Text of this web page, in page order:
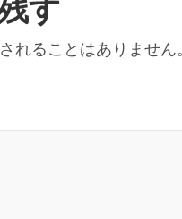
す
れることはありません